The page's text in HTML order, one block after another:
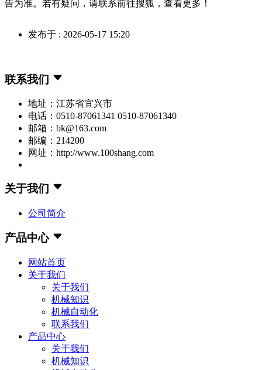
告为准。若有疑问，请联系前往搜狐，查看更多！
发布于 : 2026-05-17 15:20
联系我们
地址：江苏省宜兴市
电话：0510-87061341 0510-87061340
邮箱：bk@163.com
邮编：214200
网址：http://www.100shang.com
关于我们
公司简介
产品中心
网站首页
关于我们
关于我们
机械知识
机械自动化
联系我们
产品中心
关于我们
机械知识